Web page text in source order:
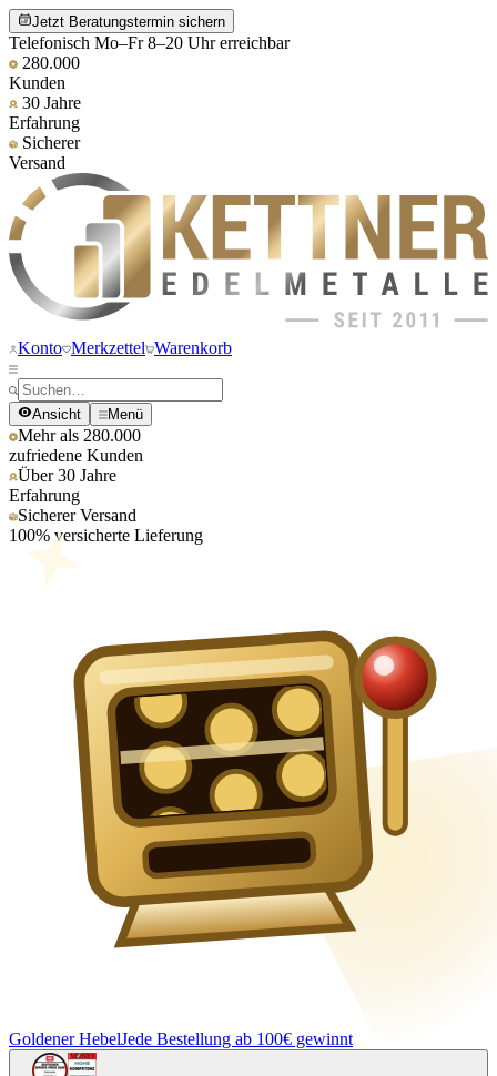
Jetzt Beratungstermin sichern
Telefonisch Mo–Fr 8–20 Uhr erreichbar
280.000
Kunden
30 Jahre
Erfahrung
Sicherer
Versand
Konto Merkzettel Warenkorb
Ansicht Menü
Mehr als 280.000
zufriedene Kunden
Über 30 Jahre
Erfahrung
Sicherer Versand
100% versicherte Lieferung
Goldener HebelJede Bestellung ab 100€ gewinnt